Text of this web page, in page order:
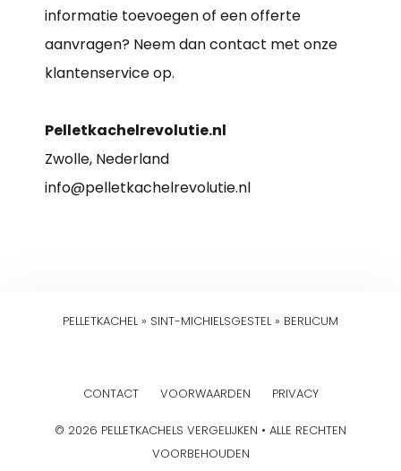
informatie toevoegen of een offerte
aanvragen? Neem dan contact met onze
klantenservice op.
Pelletkachelrevolutie.nl
Zwolle, Nederland
info@pelletkachelrevolutie.nl
PELLETKACHEL» SINT-MICHIELSGESTEL» BERLICUM
CONTACT VOORWAARDEN PRIVACY
© 2026 PELLETKACHELS VERGELIJKEN • ALLE RECHTEN
VOORBEHOUDEN